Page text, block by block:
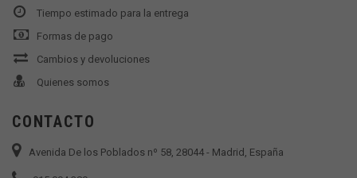
Tiempo estimado para la entrega
Formas de pago
Cambios y devoluciones
Quienes somos
CONTACTO
Avenida De los Poblados nº 58, 28044 - Madrid, España